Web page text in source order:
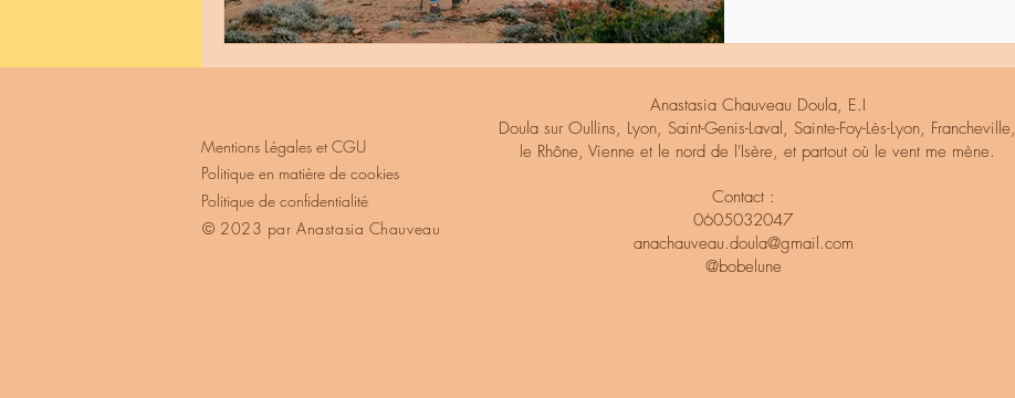
Mentions Légales et CGU
Politique en matière de cookies
Politique de confidentialité
© 2023 par Anastasia Chauveau
Anastasia Chauveau Doula, E.I
Doula sur Oullins, Lyon, Saint-Genis-Laval, Sainte-Foy-Lès-Lyon, Francheville,
le Rhône, Vienne et le nord de l'Isère, et partout où le vent me mène.
Contact :
0605032047
anachauveau.doula@gmail.com
@bobelune